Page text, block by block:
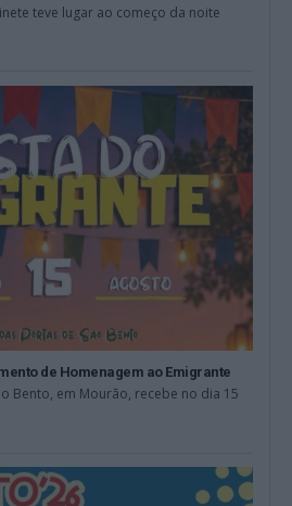
teve lugar ao começo da noite
de Homenagem ao Emigrante
Bento, em Mourão, recebe no dia 15